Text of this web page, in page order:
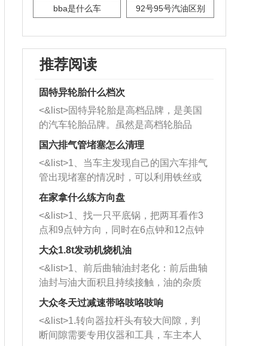
bba是什么车 92号95号汽油区别
推荐阅读
固特异轮胎什么档次
<&list>固特异轮胎是高档品牌，是美国
的汽车轮胎品牌。虽然是高档轮胎品
牌，但是中高低端的轮胎都有生产，这
也是为了更好的开拓市场。
国六排气管堵塞怎么清理
<&list>1、当车主发现自己的国六车排气
管出现堵塞的情况时，可以利用铁丝或
者是细棍，直接将杂物给取出来，如果
堵塞情况比较严重，也可以采取应急措
施。 <&list>2、直接利用木棍将所有的
杂物推到排气管里面的位置处，然后将
三元催化器拆解开，就可以将堵塞的东
西取出来。但如果是因为积碳过多引起
的堵塞，就需要将三元催化器泡在草酸
洗剂对堵塞的情况得到解决，将清洗剂
放在燃油箱中，与燃油混合后，车辆启
动时，就可以和汽油一起进入到燃烧
在家拿什么练方向盘
<&list>1、找一只平底锅，把两耳看作3
点和9点钟方向，同时在6点钟和12点钟
方向做一个标记。 <&list>2、双手握住
一圈半的练习，往右同样也要打相同的
圈数。 <&list>3、最后强调要反复练
习，这样就可以形成肌肉记忆，在真实
驾驶车辆时，不需要记忆也能打好方
向。
大众1.8t发动机烧机油
<&list>1、前后曲轴油封老化：前后曲轴
油封与油大面积且持续接触，油的杂质
和发动机内持续温度变化使其密封效果
逐渐减弱，导致渗油或漏油。<&list>2、
活塞间隙过大：积碳会使活塞环与缸体
的间隙扩大，导致机油流入燃烧室中，
大众冬天过减速带咯吱咯吱响
<&list>1.转向器拉杆头有较大间隙，判
断间隙需要专用仪器和工具，车主本人